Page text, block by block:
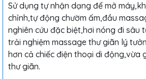
Sử dụng tự nhận dạng để mở
chỉnh,tự động chườm ấm,đầu
nghiên cứu đặc biệt,hơi nóng đi sâu
trải nghiệm massage thư giãn lý
hơn cả chiếc điện thoại di động,vừa
thư giãn.